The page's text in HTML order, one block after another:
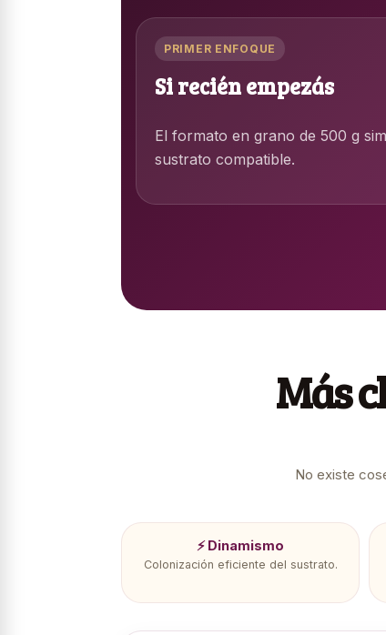
PRIMER ENFOQUE
Si recién empezás
El formato en grano de 500 g
sustrato compatible.
Más
No existe
⚡ Dinamismo
Colonización eficiente del sustrato.